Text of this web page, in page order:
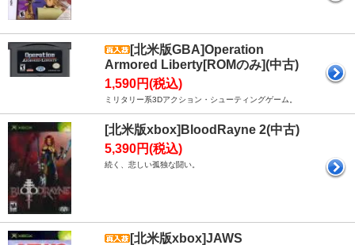
[北米版GBA]Operation
Armored Liberty[ROMのみ](中古)
1,590円(税込)
ミリタリー系3Dアクション・シューティングゲーム。
[北米版xbox]BloodRayne 2(中古)
5,390円(税込)
続く、悲しい孤独な闘い。
[北米版xbox]JAWS